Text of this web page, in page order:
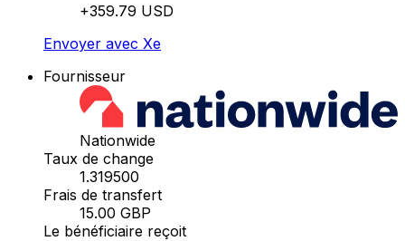
+359.79 USD
Envoyer avec Xe
Fournisseur
Nationwide
Taux de change
1.319500
Frais de transfert
15.00 GBP
Le bénéficiaire reçoit